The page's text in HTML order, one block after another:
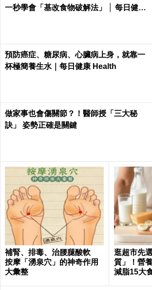
一秒學會「基改食物破解法」 │ 每日健康
預防癌症、糖尿病、心臟病上身，就靠一
杯極簡養生水｜每日健康 Health
做家事也會傷關節？！醫師授「三大秘
訣」 姿勢正確是關鍵
補腎、排毒、治腰腿酸軟
按摩「湧泉穴」的神奇作用
大彙整
逛超市先
質」！營
減脂15大